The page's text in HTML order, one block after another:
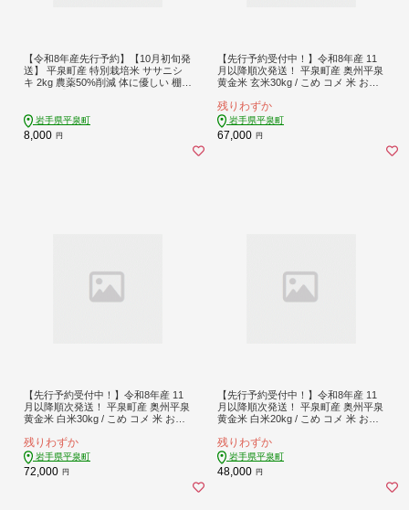
【令和8年産先行予約】【10月初旬発
送】 平泉町産 特別栽培米 ササニシ
キ 2kg 農薬50%削減 体に優しい 棚田
岩手県平泉町
8,000 円
【先行予約受付中！】令和8年産 11
月以降順次発送！ 平泉町産 奥州平泉
黄金米 玄米30kg / こめ コメ 米 お米
【aoki018A】
残りわずか
岩手県平泉町
67,000 円
【先行予約受付中！】令和8年産 11
月以降順次発送！ 平泉町産 奥州平泉
黄金米 白米30kg / こめ コメ 米 お米
【aoki014A】
残りわずか
岩手県平泉町
72,000 円
【先行予約受付中！】令和8年産 11
月以降順次発送！ 平泉町産 奥州平泉
黄金米 白米20kg / こめ コメ 米 お米
【aoki013A】
残りわずか
岩手県平泉町
48,000 円